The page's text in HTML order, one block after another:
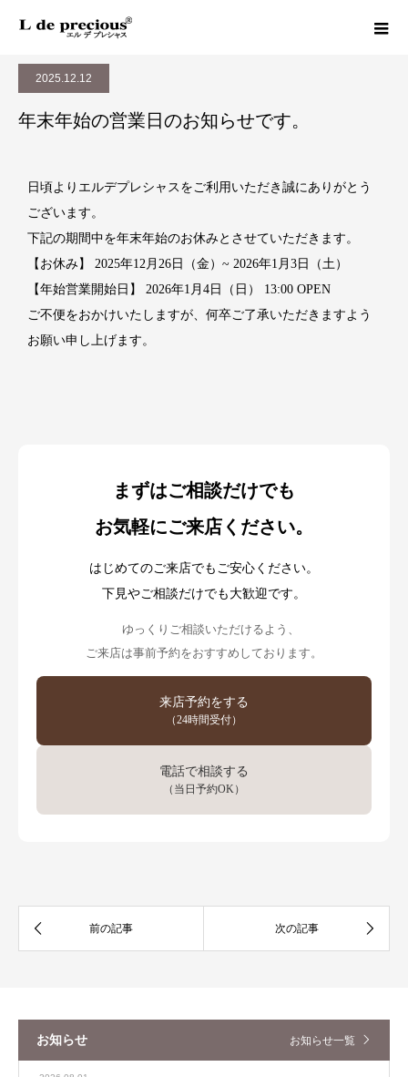
お知らせ 年末年始の営業日のお知らせです。
2025.12.12
年末年始の営業日のお知らせです。
日頃よりエルデプレシャスをご利用いただき誠にありがとう
ございます。
下記の期間中を年末年始のお休みとさせていただきます。
【お休み】 2025年12月26日（金）~ 2026年1月3日（土）
【年始営業開始日】 2026年1月4日（日） 13:00 OPEN
ご不便をおかけいたしますが、何卒ご了承いただきますよう
お願い申し上げます。
まずはご相談だけでも
お気軽にご来店ください。
はじめてのご来店でもご安心ください。
下見やご相談だけでも大歓迎です。
ゆっくりご相談いただけるよう、
ご来店は事前予約をおすすめしております。
来店予約をする
（24時間受付）
電話で相談する
（当日予約OK）
お知らせ お知らせ一覧